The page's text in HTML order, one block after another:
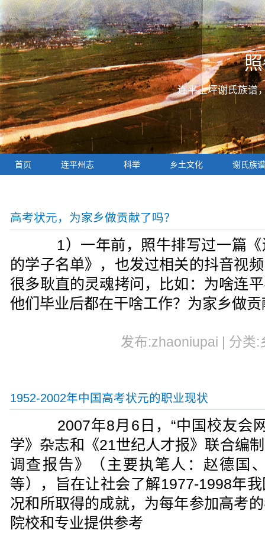
连平上坪谢氏族谱
首页 连平州志 科举 乡土文化 谢氏族谱
高考状元，为家乡做贡献了吗？
1）一年前，照牛排写过一篇《
的学子名单》，也发过相关的抖音视
很多耿直的灵魂拷问，比如：为啥连
他们毕业后都在干啥工作？为家乡做
发布:zhaoniupai | 分类
1952-2002年中国高考状元的职业现状
2007年8月6日，“中国校友会
学》杂志和《21世纪人才报》联合编
调查报告》（主要执笔人：赵德国
等），旨在让社会了解1977-1998年
况和所取得的成就，为每年参加高考
院校和专业提供参考